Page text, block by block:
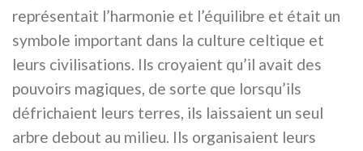
représentait l’harmonie et l’équilibre et était un
symbole important dans la culture celtique et
leurs civilisations. Ils croyaient qu’il avait des
pouvoirs magiques, de sorte que lorsqu’ils
défrichaient leurs terres, ils laissaient un seul
arbre debout au milieu. Ils organisaient leurs